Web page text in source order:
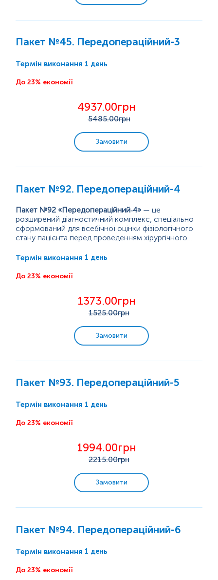
Надлишкова вага
Аналізи для дітей
Аналізи для жінок
Пренатальна діагностика
Онкологічна діагностика
Інфекційні дослідження
Передопераційні обстеження
Генетичні дослідження
Клінічна біохімія
Програми з консультацією лікаря
Пакет №45. Передопераційний-3
Термін виконання 1 день
До 23% економії
4937.00грн
5485.00грн
Замовити
Пакет №92. Передопераційний-4
Пакет №92 «Передопераційний‑4»— це
розширений діагностичний комплекс, спеціально
сформований для всебічної оцінки фізіологічного
стану пацієнта перед проведенням хірургічного
призначення полягає у виявленні прихованих
ефективність анестезії та швидкість
гематологічний та коагуляційний — що...
Термін виконання 1 день
До 23% економії
1373.00грн
1525.00грн
Замовити
Пакет №93. Передопераційний-5
Термін виконання 1 день
До 23% економії
1994.00грн
2215.00грн
Замовити
Пакет №94. Передопераційний-6
Термін виконання 1 день
До 23% економії